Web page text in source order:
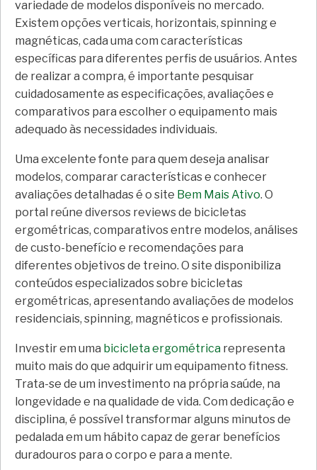
variedade de modelos disponíveis no mercado.
Existem opções verticais, horizontais, spinning e
magnéticas, cada uma com características
específicas para diferentes perfis de usuários. Antes
de realizar a compra, é importante pesquisar
cuidadosamente as especificações, avaliações e
comparativos para escolher o equipamento mais
adequado às necessidades individuais.
Uma excelente fonte para quem deseja analisar
modelos, comparar características e conhecer
avaliações detalhadas é o site Bem Mais Ativo. O
portal reúne diversos reviews de bicicletas
ergométricas, comparativos entre modelos, análises
de custo-benefício e recomendações para
diferentes objetivos de treino. O site disponibiliza
conteúdos especializados sobre bicicletas
ergométricas, apresentando avaliações de modelos
residenciais, spinning, magnéticos e profissionais.
Investir em uma bicicleta ergométrica representa
muito mais do que adquirir um equipamento fitness.
Trata-se de um investimento na própria saúde, na
longevidade e na qualidade de vida. Com dedicação e
disciplina, é possível transformar alguns minutos de
pedalada em um hábito capaz de gerar benefícios
duradouros para o corpo e para a mente.